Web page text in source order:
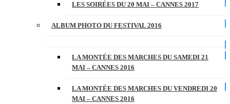
LES SOIRÉES DU 20 MAI – CANNES 2017
ALBUM PHOTO DU FESTIVAL 2016
LA MONTÉE DES MARCHES DU SAMEDI 21
MAI – CANNES 2016
LA MONTÉE DES MARCHES DU VENDREDI 20
MAI – CANNES 2016